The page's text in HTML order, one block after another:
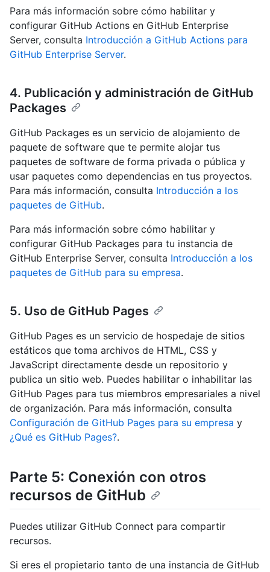
Para más información sobre cómo habilitar y
configurar GitHub Actions en GitHub Enterprise
Server, consulta Introducción a GitHub Actions para
GitHub Enterprise Server.
4. Publicación y administración de GitHub
Packages
GitHub Packages es un servicio de alojamiento de
paquete de software que te permite alojar tus
paquetes de software de forma privada o pública y
usar paquetes como dependencias en tus proyectos.
Para más información, consulta Introducción a los
paquetes de GitHub.
Para más información sobre cómo habilitar y
configurar GitHub Packages para tu instancia de
GitHub Enterprise Server, consulta Introducción a los
paquetes de GitHub para su empresa.
5. Uso de GitHub Pages
GitHub Pages es un servicio de hospedaje de sitios
estáticos que toma archivos de HTML, CSS y
JavaScript directamente desde un repositorio y
publica un sitio web. Puedes habilitar o inhabilitar las
GitHub Pages para tus miembros empresariales a nivel
de organización. Para más información, consulta
Configuración de GitHub Pages para su empresa y
¿Qué es GitHub Pages?.
Parte 5: Conexión con otros
recursos de GitHub
Puedes utilizar GitHub Connect para compartir
recursos.
Si eres el propietario tanto de una instancia de GitHub